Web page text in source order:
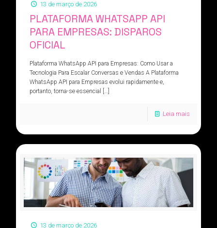
13 de março de 2026
PLATAFORMA WHATSAPP API
PARA EMPRESAS: DISPAROS
OFICIAL
Plataforma WhatsApp API para Empresas: Como Usar a
Tecnologia Para Escalar Conversas e Vendas A Plataforma
WhatsApp API para Empresas evolui rapidamente e,
portanto, torna-se essencial
[…]
Leia mais
13 de março de 2026